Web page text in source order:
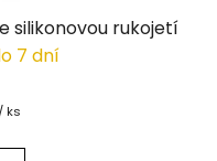
silikonovou rukojetí
7 dní
/ ks